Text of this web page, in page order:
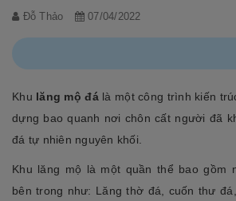
Đỗ Thảo 07/04/2022
Khu lăng mộ đá là một công trình kiến
dựng bao quanh nơi chôn cất người đã
đá tự nhiên nguyên khối.
Khu lăng mộ là một quần thể bao gồm
bên trong như: Lăng thờ đá, cuốn thư